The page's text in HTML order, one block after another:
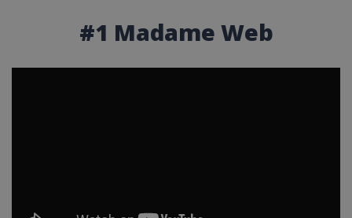
#1 Madame Web